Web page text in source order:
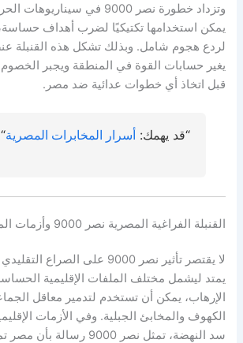
وتزداد خطورة نصر 9000 في
يمكن استخدامها تكتيكيًا لضرب أهداف حساسة،
لردع هجوم شامل. وبذلك تشكل هذه القنبلة
يغير حسابات القوة في المنطقة ويجبر الخصوم
قبل اتخاذ أي خطوات عدائية ضد مصر.
“قد يهمك: أسرار المخابرات المصرية“
القنبلة الفراغية المصرية نصر 9000 وأزمات المنطقة
لا يقتصر تأثير نصر 9000 على
يمتد ليشمل مختلف الملفات الإقليمية
الإرهاب، يمكن أن تستخدم لتدمير معاقل
الكهوف والمخابئ الجبلية. وفي الأزمات
سد النهضة، تمثل نصر 9000 رسالة